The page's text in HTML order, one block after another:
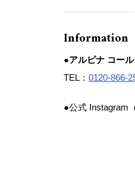
Information
●アルピナ コール
TEL： 0120-866-
●公式 Instagram